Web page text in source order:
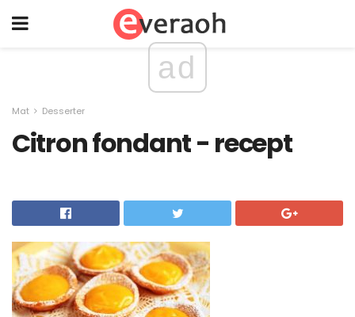
ad
Mat Desserter
Citron fondant - recept